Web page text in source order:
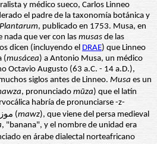
y médico sueco, Carlos Linneo
el padre de la taxonomía botánica y
, publicado en 1753. Musa, en
nada que ver con las musas de las
dicen (incluyendo el DRAE) que Linneo
(musácea) a Antonio Musa, un médico
Octavio Augusto (63 a.C. - 14 a.D.),
siglos antes de Linneo. Musa es un
, pronunciado mūza) que el latín
habría de pronunciarse -z-
sonora). En árabe se llamaba موز (mawz), que viene del persa medieval
, "banana", y el nombre de unidad era
en árabe dialectal norteafricano